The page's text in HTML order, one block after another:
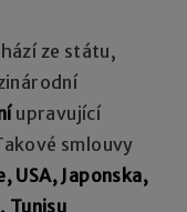
ze státu,
upravující
smlouvy
USA, Japonska,
Tunisu